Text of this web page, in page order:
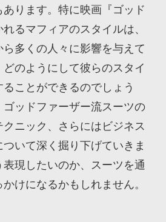
ります。特に映画『ゴッド
るマフィアのスタイルは、
多くの人々に影響を与えて
のようにして彼らのスタイ
ことができるのでしょう
ッドファーザー流スーツの
ニック、さらにはビジネス
いて深く掘り下げていきま
現したいのか、スーツを通
けになるかもしれません。